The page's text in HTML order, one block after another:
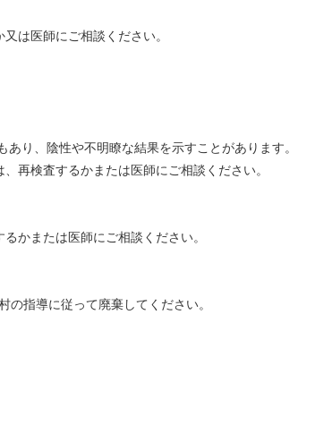
は医師にご相談ください。
り、陰性や不明瞭な結果を示すことがあります。
再検査するかまたは医師にご相談ください。
かまたは医師にご相談ください。
指導に従って廃棄してください。